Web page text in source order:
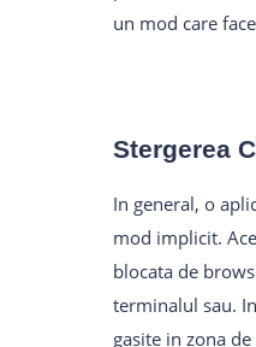
un mod care
Stergerea
In general, o
mod implicit.
blocata de
terminalul sau.
gasite in zona